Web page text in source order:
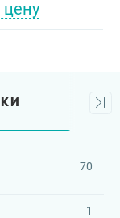
цену
70
1